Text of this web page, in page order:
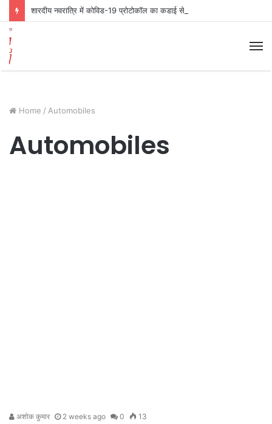
Home / Automobiles
Automobiles
अशोक कुमार 2 weeks ago 0 13